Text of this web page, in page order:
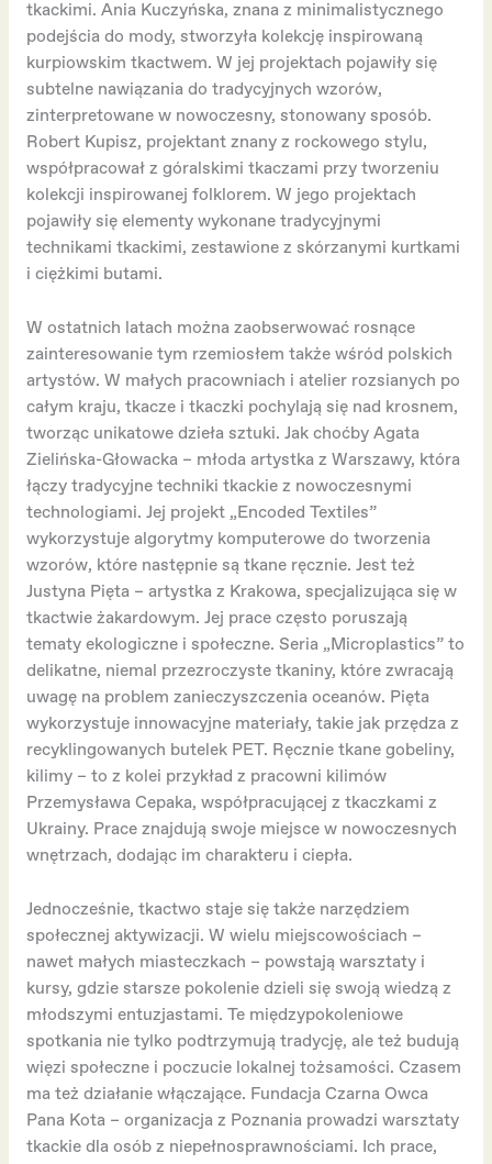
tkackimi. Ania Kuczyńska, znana z minimalistycznego
podejścia do mody, stworzyła kolekcję inspirowaną
kurpiowskim tkactwem. W jej projektach pojawiły się
subtelne nawiązania do tradycyjnych wzorów,
zinterpretowane w nowoczesny, stonowany sposób.
Robert Kupisz, projektant znany z rockowego stylu,
współpracował z góralskimi tkaczami przy tworzeniu
kolekcji inspirowanej folklorem. W jego projektach
pojawiły się elementy wykonane tradycyjnymi
technikami tkackimi, zestawione z skórzanymi kurtkami
i ciężkimi butami.
W ostatnich latach można zaobserwować rosnące
zainteresowanie tym rzemiosłem także wśród polskich
artystów. W małych pracowniach i atelier rozsianych po
całym kraju, tkacze i tkaczki pochylają się nad krosnem,
tworząc unikatowe dzieła sztuki. Jak choćby Agata
Zielińska-Głowacka – młoda artystka z Warszawy, która
łączy tradycyjne techniki tkackie z nowoczesnymi
technologiami. Jej projekt „Encoded Textiles”
wykorzystuje algorytmy komputerowe do tworzenia
wzorów, które następnie są tkane ręcznie. Jest też
Justyna Pięta – artystka z Krakowa, specjalizująca się w
tkactwie żakardowym. Jej prace często poruszają
tematy ekologiczne i społeczne. Seria „Microplastics” to
delikatne, niemal przezroczyste tkaniny, które zwracają
uwagę na problem zanieczyszczenia oceanów. Pięta
wykorzystuje innowacyjne materiały, takie jak przędza z
recyklingowanych butelek PET. Ręcznie tkane gobeliny,
kilimy – to z kolei przykład z pracowni kilimów
Przemysława Cepaka, współpracującej z tkaczkami z
Ukrainy. Prace znajdują swoje miejsce w nowoczesnych
wnętrzach, dodając im charakteru i ciepła.
Jednocześnie, tkactwo staje się także narzędziem
społecznej aktywizacji. W wielu miejscowościach –
nawet małych miasteczkach – powstają warsztaty i
kursy, gdzie starsze pokolenie dzieli się swoją wiedzą z
młodszymi entuzjastami. Te międzypokoleniowe
spotkania nie tylko podtrzymują tradycję, ale też budują
więzi społeczne i poczucie lokalnej tożsamości. Czasem
ma też działanie włączające. Fundacja Czarna Owca
Pana Kota – organizacja z Poznania prowadzi warsztaty
tkackie dla osób z niepełnosprawnościami. Ich prace,